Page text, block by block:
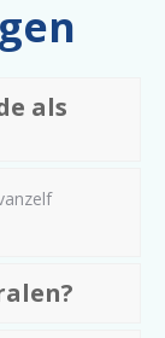
als